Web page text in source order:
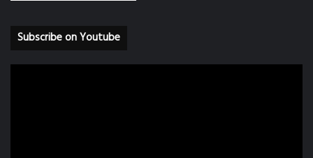
Subscribe on Youtube